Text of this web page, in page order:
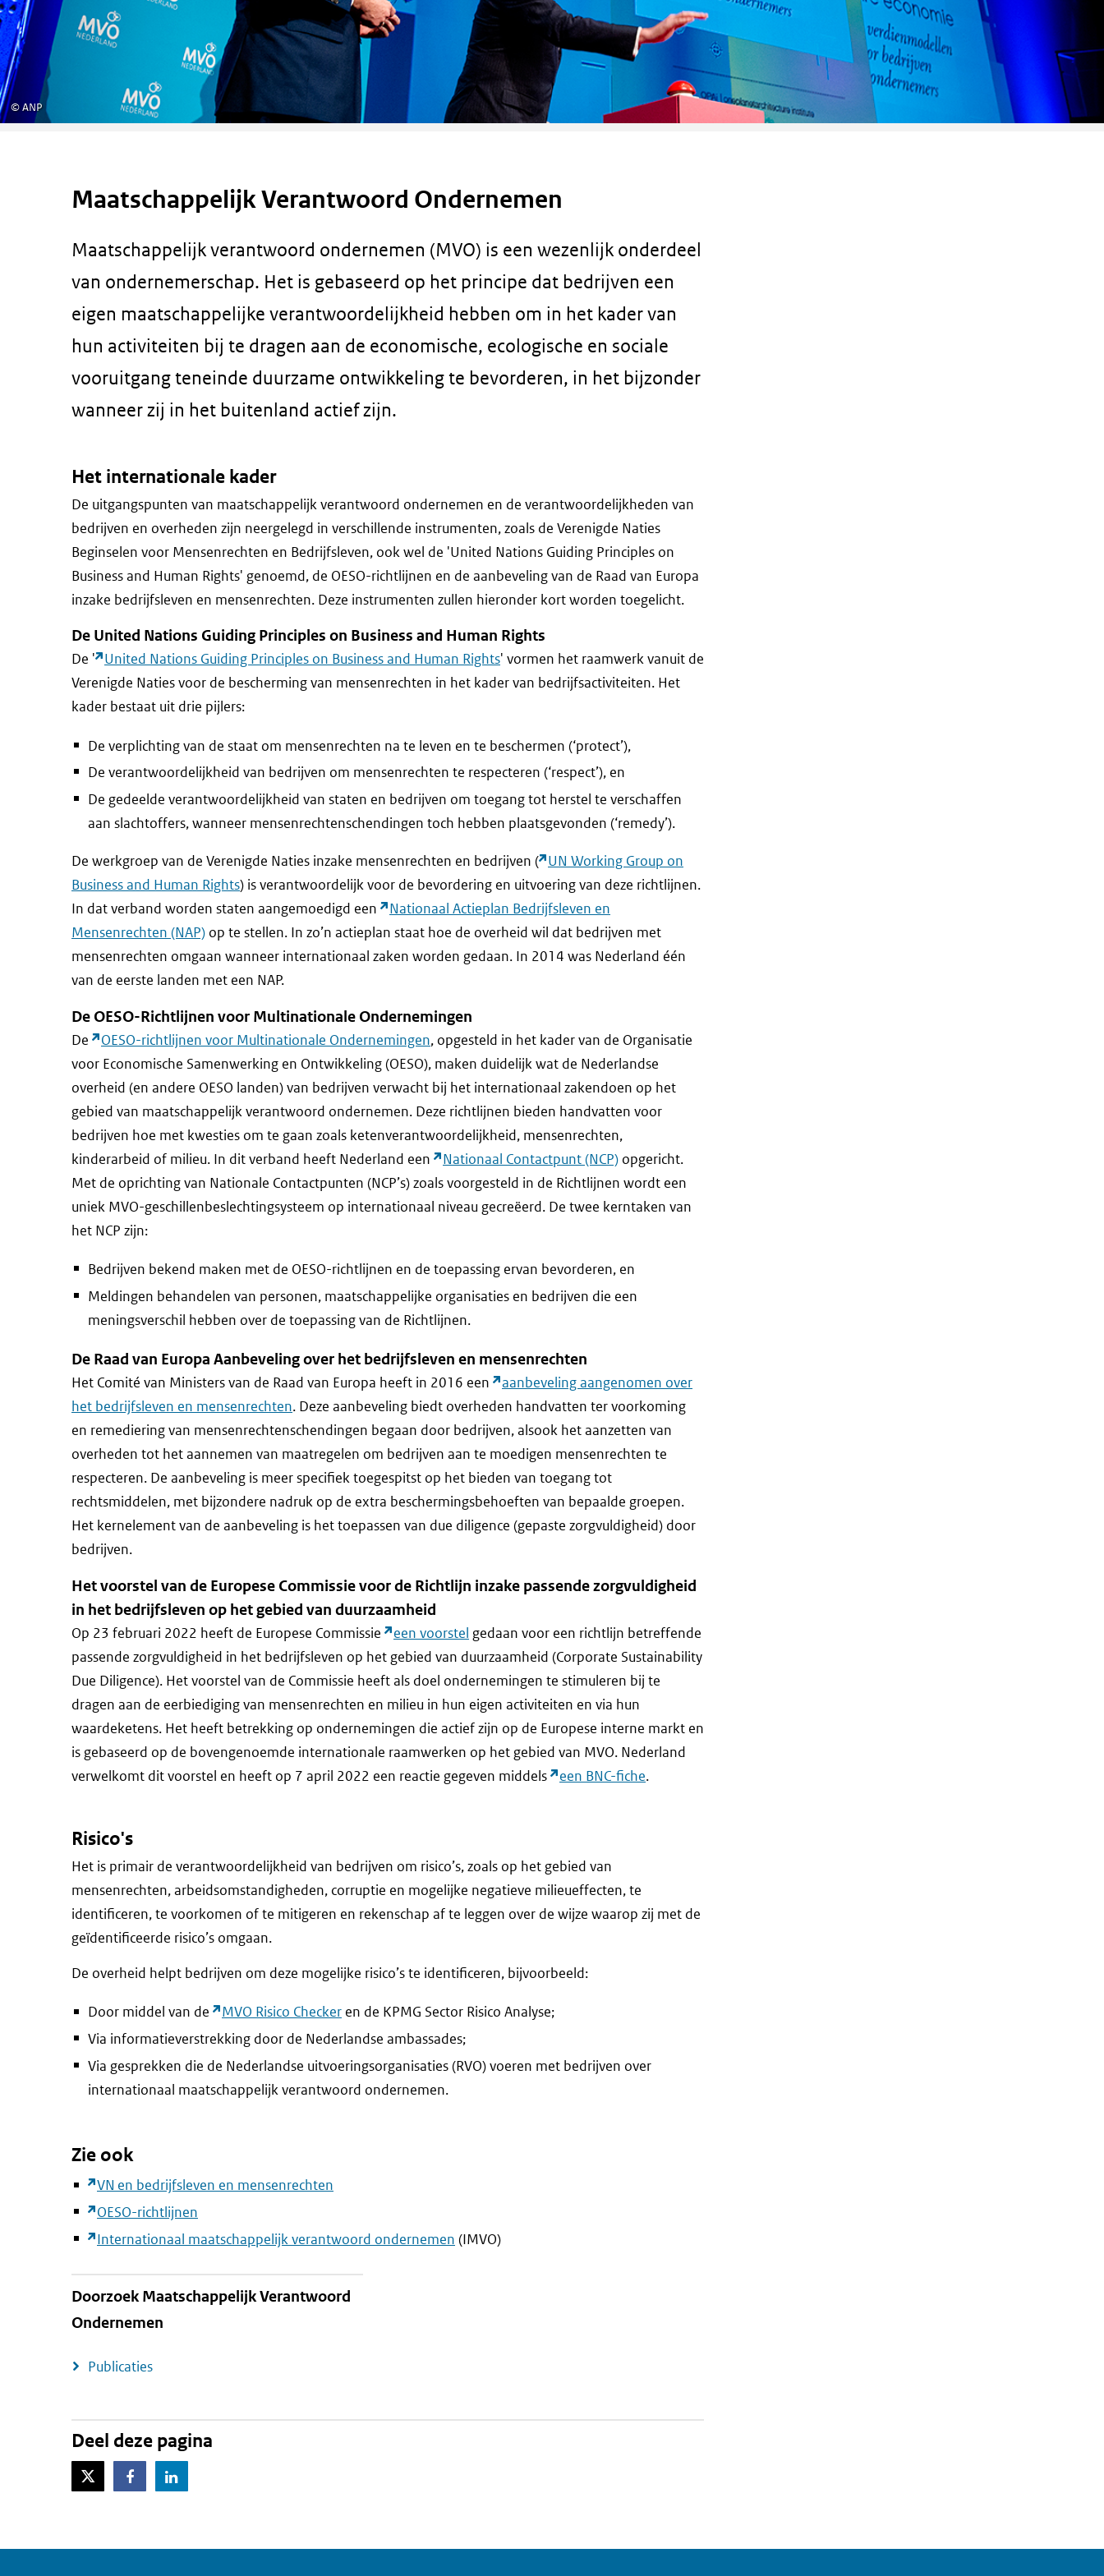
©ANP
Maatschappelijk Verantwoord Ondernemen
Maatschappelijk verantwoord ondernemen (MVO) is een wezenlijk onderdeel
van ondernemerschap. Het is gebaseerd op het principe dat bedrijven een
eigen maatschappelijke verantwoordelijkheid hebben om in het kader van
hun activiteiten bij te dragen aan de economische, ecologische en sociale
vooruitgang teneinde duurzame ontwikkeling te bevorderen, in het bijzonder
wanneer zij in het buitenland actief zijn.
Het internationale kader
De uitgangspunten van maatschappelijk verantwoord ondernemen en de verantwoordelijkheden van
bedrijven en overheden zijn neergelegd in verschillende instrumenten, zoals de Verenigde Naties
Beginselen voor Mensenrechten en Bedrijfsleven, ook wel de 'United Nations Guiding Principles on
Business and Human Rights' genoemd, de OESO-richtlijnen en de aanbeveling van de Raad van Europa
inzake bedrijfsleven en mensenrechten. Deze instrumenten zullen hieronder kort worden toegelicht.
De United Nations Guiding Principles on Business and Human Rights
De ' United Nations Guiding Principles on Business and Human Rights' vormen het raamwerk vanuit de
Verenigde Naties voor de bescherming van mensenrechten in het kader van bedrijfsactiviteiten. Het
kader bestaat uit drie pijlers:
De verplichting van de staat om mensenrechten na te leven en te beschermen (‘protect’),
De verantwoordelijkheid van bedrijven om mensenrechten te respecteren (‘respect’), en
De gedeelde verantwoordelijkheid van staten en bedrijven om toegang tot herstel te verschaffen
aan slachtoffers, wanneer mensenrechtenschendingen toch hebben plaatsgevonden (‘remedy’).
De werkgroep van de Verenigde Naties inzake mensenrechten en bedrijven ( UN Working Group on
Business and Human Rights) is verantwoordelijk voor de bevordering en uitvoering van deze richtlijnen.
In dat verband worden staten aangemoedigd een
Nationaal Actieplan Bedrijfsleven en
Mensenrechten (NAP) op te stellen. In zo’n actieplan staat hoe de overheid wil dat bedrijven met
mensenrechten omgaan wanneer internationaal zaken worden gedaan. In 2014 was Nederland één
van de eerste landen met een NAP.
De OESO-Richtlijnen voor Multinationale Ondernemingen
De OESO-richtlijnen voor Multinationale Ondernemingen, opgesteld in het kader van de Organisatie
voor Economische Samenwerking en Ontwikkeling (OESO), maken duidelijk wat de Nederlandse
overheid (en andere OESO landen) van bedrijven verwacht bij het internationaal zakendoen op het
gebied van maatschappelijk verantwoord ondernemen. Deze richtlijnen bieden handvatten voor
bedrijven hoe met kwesties om te gaan zoals ketenverantwoordelijkheid, mensenrechten,
kinderarbeid of milieu. In dit verband heeft Nederland een
Nationaal Contactpunt (NCP) opgericht.
Met de oprichting van Nationale Contactpunten (NCP’s) zoals voorgesteld in de Richtlijnen wordt een
uniek MVO-geschillenbeslechtingsysteem op internationaal niveau gecreëerd. De twee kerntaken van
het NCP zijn:
Bedrijven bekend maken met de OESO-richtlijnen en de toepassing ervan bevorderen, en
Meldingen behandelen van personen, maatschappelijke organisaties en bedrijven die een
meningsverschil hebben over de toepassing van de Richtlijnen.
De Raad van Europa Aanbeveling over het bedrijfsleven en mensenrechten
Het Comité van Ministers van de Raad van Europa heeft in 2016 een
aanbeveling aangenomen over
het bedrijfsleven en mensenrechten. Deze aanbeveling biedt overheden handvatten ter voorkoming
en remediering van mensenrechtenschendingen begaan door bedrijven, alsook het aanzetten van
overheden tot het aannemen van maatregelen om bedrijven aan te moedigen mensenrechten te
respecteren. De aanbeveling is meer specifiek toegespitst op het bieden van toegang tot
rechtsmiddelen, met bijzondere nadruk op de extra beschermingsbehoeften van bepaalde groepen.
Het kernelement van de aanbeveling is het toepassen van due diligence (gepaste zorgvuldigheid) door
bedrijven.
Het voorstel van de Europese Commissie voor de Richtlijn inzake passende zorgvuldigheid
in het bedrijfsleven op het gebied van duurzaamheid
Op 23 februari 2022 heeft de Europese Commissie een voorstel gedaan voor een richtlijn betreffende
passende zorgvuldigheid in het bedrijfsleven op het gebied van duurzaamheid (Corporate Sustainability
Due Diligence). Het voorstel van de Commissie heeft als doel ondernemingen te stimuleren bij te
dragen aan de eerbiediging van mensenrechten en milieu in hun eigen activiteiten en via hun
waardeketens. Het heeft betrekking op ondernemingen die actief zijn op de Europese interne markt en
is gebaseerd op de bovengenoemde internationale raamwerken op het gebied van MVO. Nederland
verwelkomt dit voorstel en heeft op 7 april 2022 een reactie gegeven middels
een BNC-fiche.
Risico's
Het is primair de verantwoordelijkheid van bedrijven om risico’s, zoals op het gebied van
mensenrechten, arbeidsomstandigheden, corruptie en mogelijke negatieve milieueffecten, te
identificeren, te voorkomen of te mitigeren en rekenschap af te leggen over de wijze waarop zij met de
geïdentificeerde risico’s omgaan.
De overheid helpt bedrijven om deze mogelijke risico’s te identificeren, bijvoorbeeld:
Door middel van de MVO Risico Checker en de KPMG Sector Risico Analyse;
Via informatieverstrekking door de Nederlandse ambassades;
Via gesprekken die de Nederlandse uitvoeringsorganisaties (RVO) voeren met bedrijven over
internationaal maatschappelijk verantwoord ondernemen.
Zie ook
VN en bedrijfsleven en mensenrechten
OESO-richtlijnen
Internationaal maatschappelijk verantwoord ondernemen (IMVO)
Doorzoek Maatschappelijk Verantwoord
Ondernemen
Publicaties
Deel deze pagina
X-TwitterFacebookLinkedIn